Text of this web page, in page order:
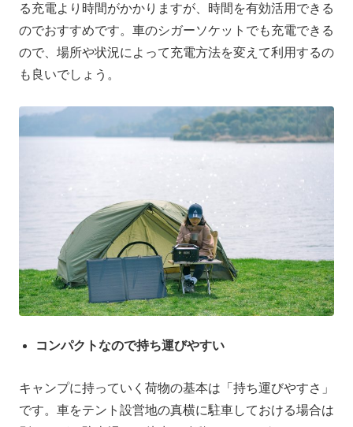
る充電より時間がかかりますが、時間を有効活用できる
のでおすすめです。車のシガーソケットでも充電できる
ので、場所や状況によって充電方法を変えて利用するの
も良いでしょう。
コンパクトなので持ち運びやすい
キャンプに持っていく荷物の基本は「持ち運びやすさ」
です。車をテント設営地の真横に駐車しておける場合は